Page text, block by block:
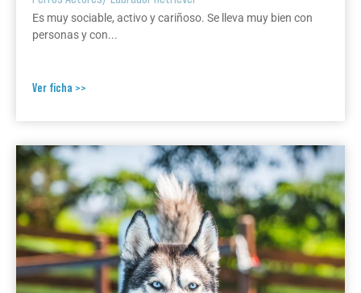
Es muy sociable, activo y cariñoso. Se lleva muy bien con
personas y con...
Ver ficha >>